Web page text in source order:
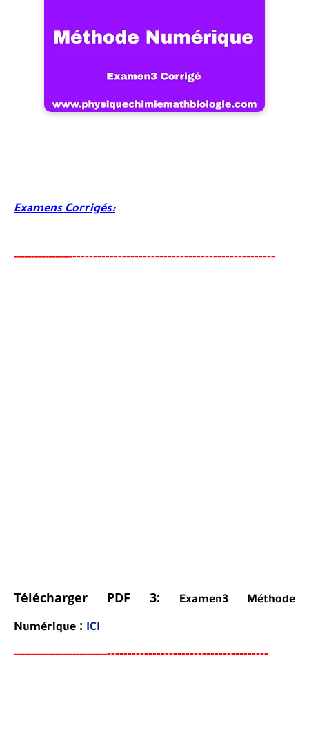
Examens Corrigés:
------------------------------------------------------------------
Télécharger PDF 3: Examen3 Méthode
Numérique : ICI
------------------------------------------------------------------